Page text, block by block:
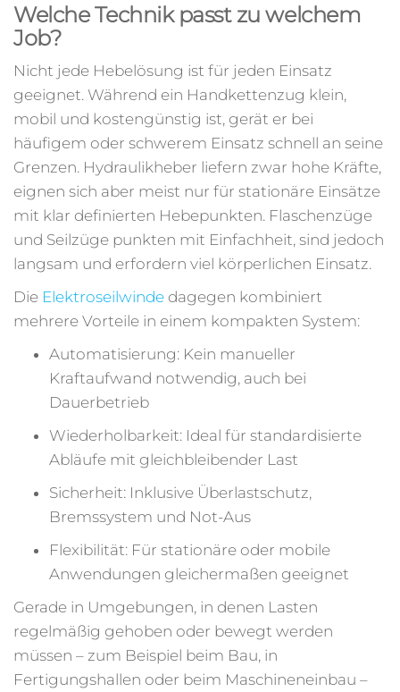
Welche Technik passt zu welchem
Job?
Nicht jede Hebelösung ist für jeden Einsatz
geeignet. Während ein Handkettenzug klein,
mobil und kostengünstig ist, gerät er bei
häufigem oder schwerem Einsatz schnell an seine
Grenzen. Hydraulikheber liefern zwar hohe Kräfte,
eignen sich aber meist nur für stationäre Einsätze
mit klar definierten Hebepunkten. Flaschenzüge
und Seilzüge punkten mit Einfachheit, sind jedoch
langsam und erfordern viel körperlichen Einsatz.
Die Elektroseilwinde dagegen kombiniert
mehrere Vorteile in einem kompakten System:
Automatisierung: Kein manueller
Kraftaufwand notwendig, auch bei
Dauerbetrieb
Wiederholbarkeit: Ideal für standardisierte
Abläufe mit gleichbleibender Last
Sicherheit: Inklusive Überlastschutz,
Bremssystem und Not-Aus
Flexibilität: Für stationäre oder mobile
Anwendungen gleichermaßen geeignet
Gerade in Umgebungen, in denen Lasten
regelmäßig gehoben oder bewegt werden
müssen – zum Beispiel beim Bau, in
Fertigungshallen oder beim Maschineneinbau –